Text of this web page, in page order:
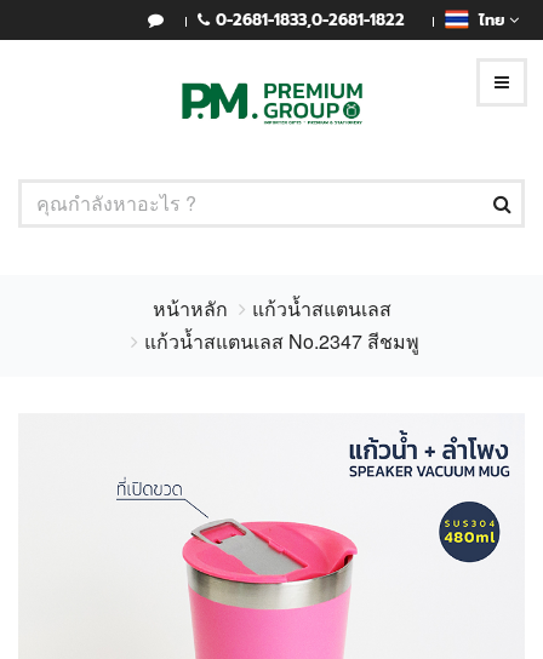
0-2681-1833,0-2681-1822 ไทย
หน้าหลัก
แก้วน้ำสแตนเลส
แก้วน้ำสแตนเลส No.2347 สีชมพู